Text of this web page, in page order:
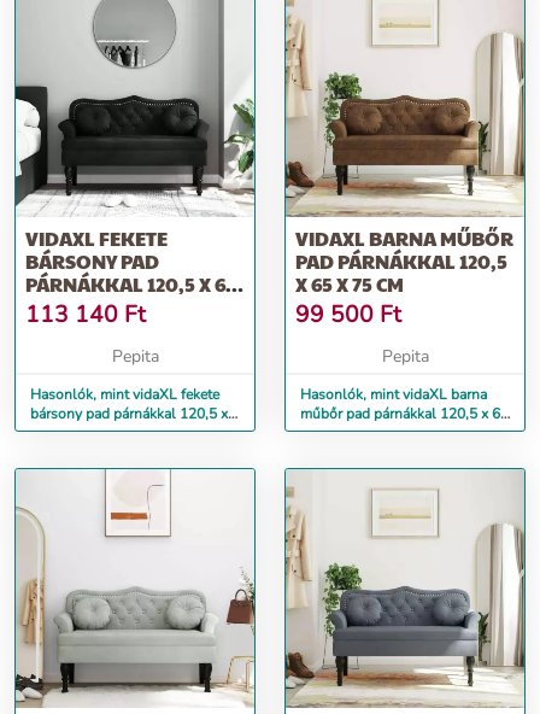
VIDAXL FEKETE
BÁRSONY PAD
PÁRNÁKKAL 120,5 X 65
X 75 CM
113 140 Ft
Pepita
Hasonlók, mint vidaXL fekete
bársony pad párnákkal 120,5 x
65 x 75 cm
VIDAXL BARNA MŰBŐR
PAD PÁRNÁKKAL 120,5
X 65 X 75 CM
99 500 Ft
Pepita
Hasonlók, mint vidaXL barna
műbőr pad párnákkal 120,5 x 65
x 75 cm